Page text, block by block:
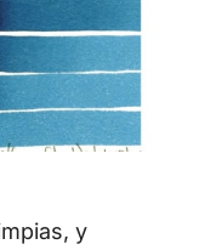
y